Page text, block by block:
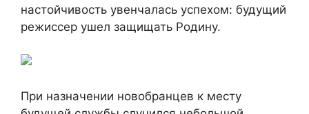
настойчивость увенчалась успехом: будущий
режиссер ушел защищать Родину.
При назначении новобранцев к месту